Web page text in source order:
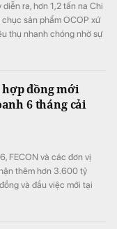
ra, hơn 1,2 tấn na Chi
sản phẩm OCOP xứ
thụ nhanh chóng nhờ sự
hợp đồng mới
6 tháng cải
FECON và các đơn vị
thêm hơn 3.600 tỷ
và đầu việc mới tại